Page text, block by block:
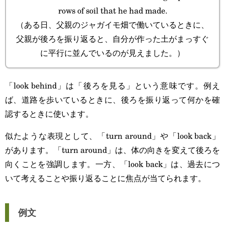
rows of soil that he had made.
（ある日、父親のジャガイモ畑で働いているときに、
父親が後ろを振り返ると、自分が作った土がまっすぐ
に平行に並んでいるのが見えました。）
「look behind」は「後ろを見る」という意味です。例え
ば、道路を歩いているときに、後ろを振り返って何かを確
認するときに使います。
似たような表現として、「turn around」や「look back」
があります。「turn around」は、体の向きを変えて後ろを
向くことを強調します。一方、「look back」は、過去につ
いて考えることや振り返ることに焦点が当てられます。
例文